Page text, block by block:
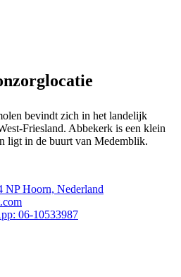
bevindt zich in het landelijk
Friesland. Abbekerk is een klein
ligt in de buurt van Medemblik.
NP Hoorn, Nederland
06-10533987